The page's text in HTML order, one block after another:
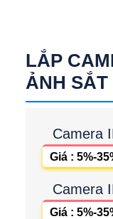
LẮP
ẢNH SẮT
Camera
Giá : 5%-
Camera
Giá : 5%-